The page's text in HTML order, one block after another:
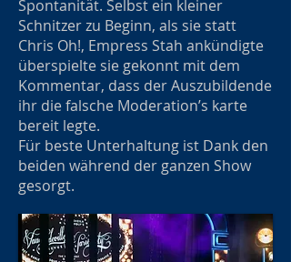
Spontanität. Selbst ein kleiner
Schnitzer zu Beginn, als sie statt
Chris Oh!, Empress Stah ankündigte
überspielte sie gekonnt mit dem
Kommentar, dass der Auszubildende
ihr die falsche Moderation’s karte
bereit legte.
Für beste Unterhaltung ist Dank den
beiden während der ganzen Show
gesorgt.